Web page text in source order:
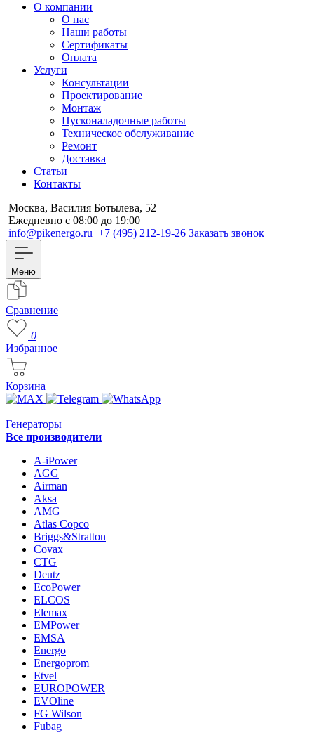
О компании
О нас
Наши работы
Сертификаты
Оплата
Услуги
Консультации
Проектирование
Монтаж
Пусконаладочные работы
Техническое обслуживание
Ремонт
Доставка
Статьи
Контакты
Москва, Василия Ботылева, 52
Ежедневно с 08:00 до 19:00
info@pikenergo.ru +7 (495) 212-19-26 Заказать звонок
Меню
Сравнение
0
Избранное
Корзина
Генераторы
Все производители
A-iPower
AGG
Airman
Aksa
AMG
Atlas Copco
Briggs&Stratton
Covax
CTG
Deutz
EcoPower
ELCOS
Elemax
EMPower
EMSA
Energo
Energoprom
Etvel
EUROPOWER
EVOline
FG Wilson
Fubag